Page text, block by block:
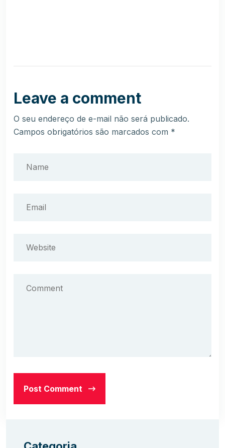
Leave a comment
O seu endereço de e-mail não será publicado.
Campos obrigatórios são marcados com *
Post Comment